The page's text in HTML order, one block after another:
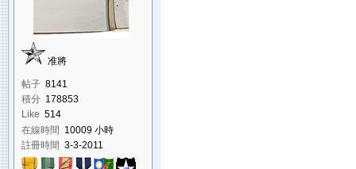
准將
帖子 8141
積分 178853
Like 514
在線時間 10009 小時
註冊時間 3-3-2011